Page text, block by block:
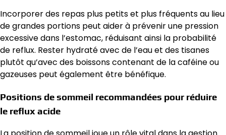
Incorporer des repas plus petits et plus fréquents au lieu
de grandes portions peut aider à prévenir une pression
excessive dans l’estomac, réduisant ainsi la probabilité
de reflux. Rester hydraté avec de l’eau et des tisanes
plutôt qu’avec des boissons contenant de la caféine ou
gazeuses peut également être bénéfique.
Positions de sommeil recommandées pour réduire
le reflux acide